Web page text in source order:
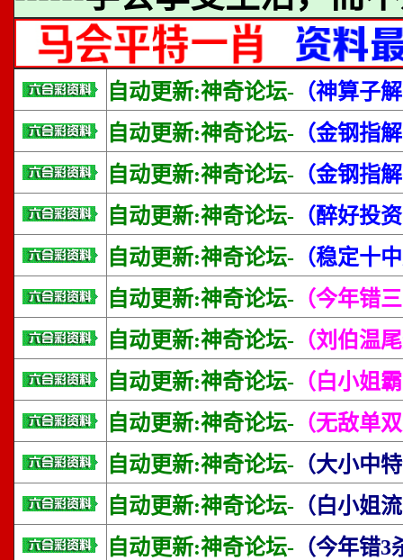
自动更新:神奇论坛- （神算子
自动更新:神奇论坛- （金钢指
自动更新:神奇论坛- （金钢指
自动更新:神奇论坛- （醉好投
自动更新:神奇论坛- （稳定十
自动更新:神奇论坛- （今年错
自动更新:神奇论坛- （刘伯温
自动更新:神奇论坛- （白小姐
自动更新:神奇论坛- （无敌单
自动更新:神奇论坛- （大小中
自动更新:神奇论坛- （白小姐
自动更新:神奇论坛- （今年错